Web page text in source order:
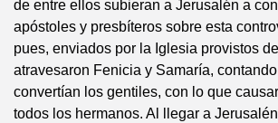
de entre ellos subieran a Jerusalén a
apóstoles y presbíteros sobre esta
pues, enviados por la Iglesia provistos
atravesaron Fenicia y Samaría,
convertían los gentiles, con lo que
todos los hermanos. Al llegar a